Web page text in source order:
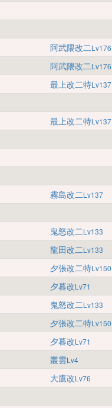
阿武隈改二Lv176
阿武隈改二Lv176
最上改二特Lv137
最上改二特Lv137
霧島改二Lv137
鬼怒改二Lv133
龍田改二Lv133
夕張改二特Lv150
夕暮改Lv71
鬼怒改二Lv133
夕張改二特Lv150
夕暮改Lv71
叢雲Lv4
大鷹改Lv76